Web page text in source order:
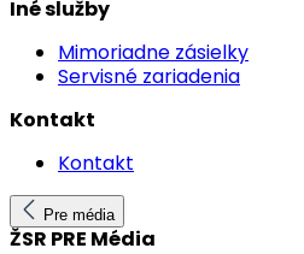
Iné služby
Mimoriadne zásielky
Servisné zariadenia
Kontakt
Kontakt
Pre média
ŽSR PRE Média